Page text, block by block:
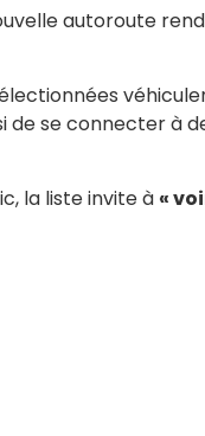
autoroute
de se connecter à
la liste invite à «